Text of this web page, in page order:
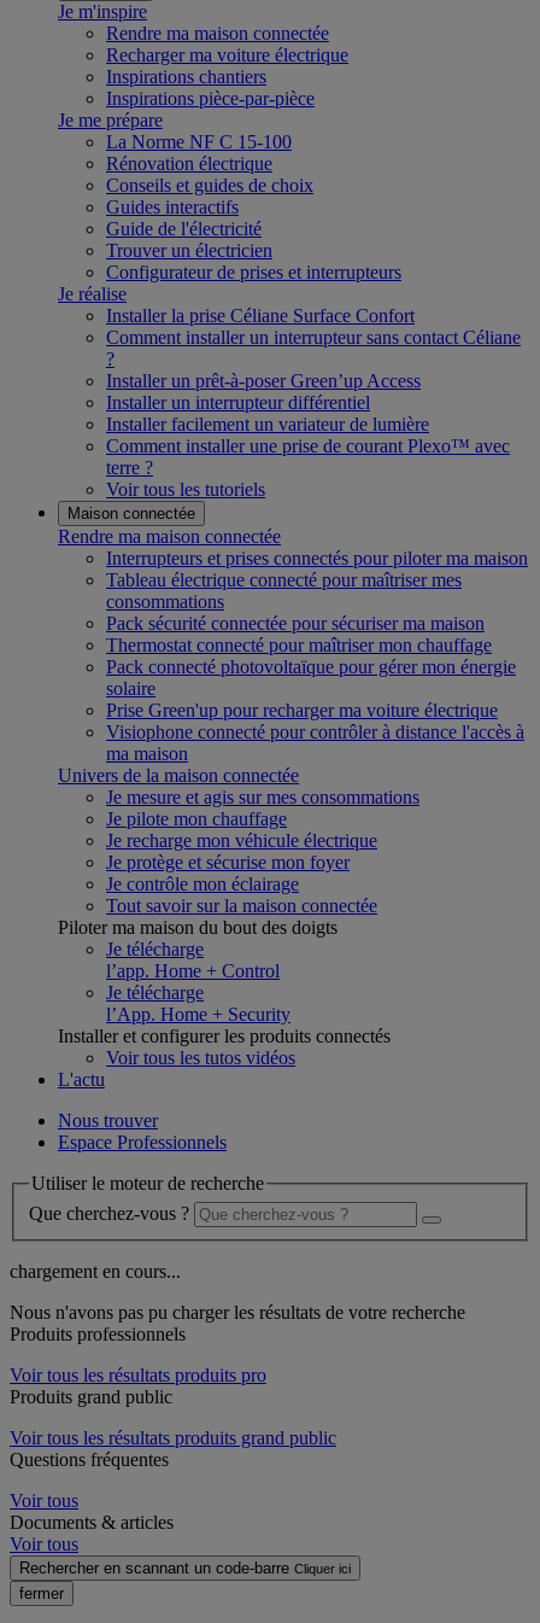
Je m'inspire
Rendre ma maison connectée
Recharger ma voiture électrique
Inspirations chantiers
Inspirations pièce-par-pièce
Je me prépare
La Norme NF C 15-100
Rénovation électrique
Conseils et guides de choix
Guides interactifs
Guide de l'électricité
Trouver un électricien
Configurateur de prises et interrupteurs
Je réalise
Installer la prise Céliane Surface Confort
Comment installer un interrupteur sans contact Céliane
?
Installer un prêt-à-poser Green’up Access
Installer un interrupteur différentiel
Installer facilement un variateur de lumière
Comment installer une prise de courant Plexo™ avec
terre ?
Voir tous les tutoriels
Maison connectée
Rendre ma maison connectée
Interrupteurs et prises connectés pour piloter ma maison
Tableau électrique connecté pour maîtriser mes
consommations
Pack sécurité connectée pour sécuriser ma maison
Thermostat connecté pour maîtriser mon chauffage
Pack connecté photovoltaïque pour gérer mon énergie
solaire
Prise Green'up pour recharger ma voiture électrique
Visiophone connecté pour contrôler à distance l'accès à
ma maison
Univers de la maison connectée
Je mesure et agis sur mes consommations
Je pilote mon chauffage
Je recharge mon véhicule électrique
Je protège et sécurise mon foyer
Je contrôle mon éclairage
Tout savoir sur la maison connectée
Piloter ma maison du bout des doigts
Je télécharge
l’app. Home + Control
Je télécharge
l’App. Home + Security
Installer et configurer les produits connectés
Voir tous les tutos vidéos
L'actu
Nous trouver
Espace Professionnels
Utiliser le moteur de recherche
Que cherchez-vous ?
chargement en cours...
Nous n'avons pas pu charger les résultats de votre recherche
Produits professionnels
Voir tous les résultats produits pro
Produits grand public
Voir tous les résultats produits grand public
Questions fréquentes
Voir tous
Documents & articles
Voir tous
Rechercher en scannant un code-barre Cliquer ici
fermer